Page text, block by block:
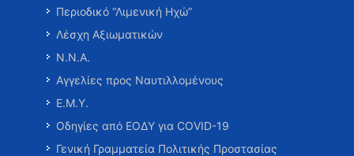
Περιοδικό “Λιμενική Ηχώ”
Λέσχη Αξιωματικών
Ν.Ν.Α.
Αγγελίες προς Ναυτιλλομένους
Ε.Μ.Υ.
Οδηγίες από ΕΟΔΥ για COVID-19
Γενική Γραμματεία Πολιτικής Προστασίας